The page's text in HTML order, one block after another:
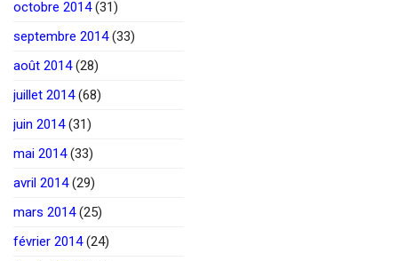
octobre 2014(31)
septembre 2014(33)
août 2014(28)
juillet 2014(68)
juin 2014(31)
mai 2014(33)
avril 2014(29)
mars 2014(25)
février 2014(24)